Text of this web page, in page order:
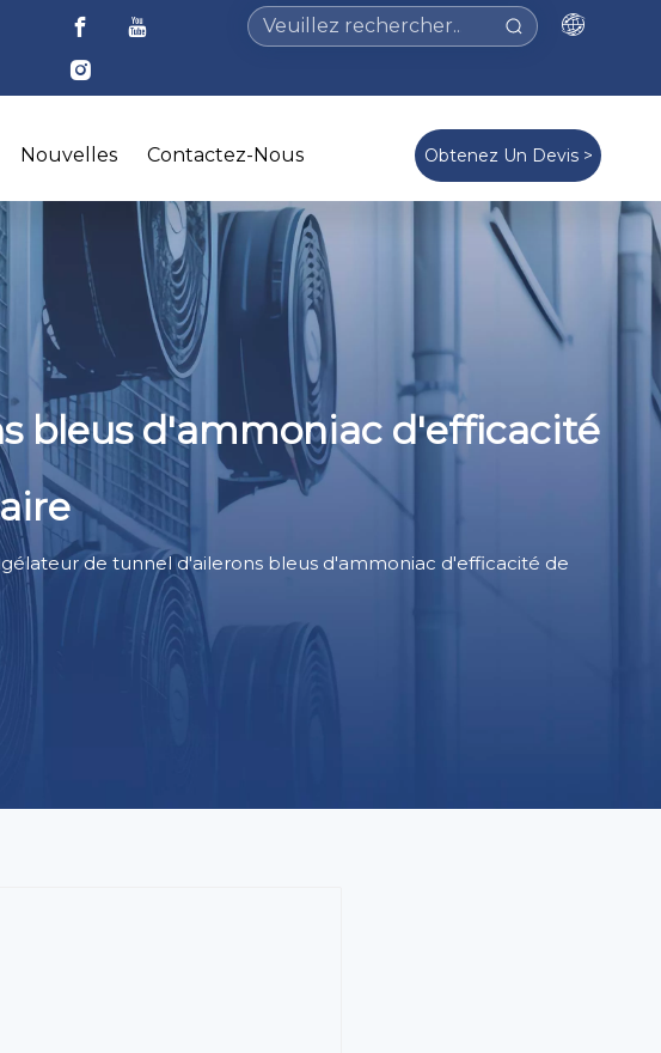
Nouvelles Contactez-Nous Obtenez Un Devis >
bleus d'ammoniac d'efficacité
de tunnel d'ailerons bleus d'ammoniac d'efficacité de